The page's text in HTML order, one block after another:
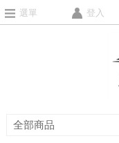
選單 登入
全部商品